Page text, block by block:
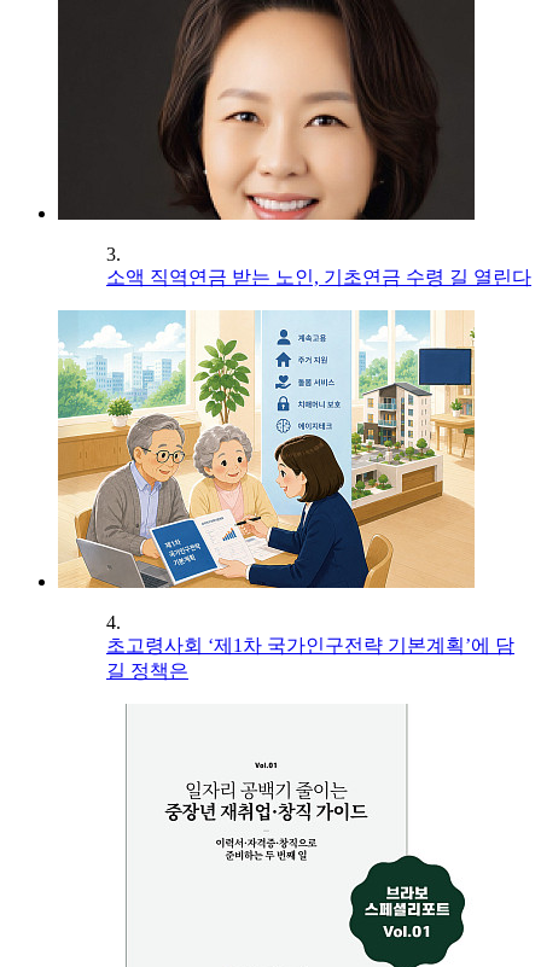
3.
소액 직역연금 받는 노인, 기초연금 수령 길 열린다
4.
초고령사회 ‘제1차 국가인구전략 기본계획’에 담
길 정책은